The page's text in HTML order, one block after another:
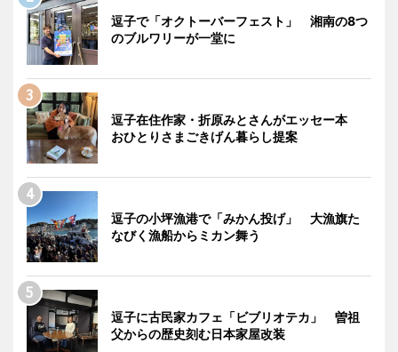
逗子で「オクトーバーフェスト」 湘南の8つ
のブルワリーが一堂に
逗子在住作家・折原みとさんがエッセー本
おひとりさまごきげん暮らし提案
逗子の小坪漁港で「みかん投げ」 大漁旗た
なびく漁船からミカン舞う
逗子に古民家カフェ「ビブリオテカ」 曽祖
父からの歴史刻む日本家屋改装